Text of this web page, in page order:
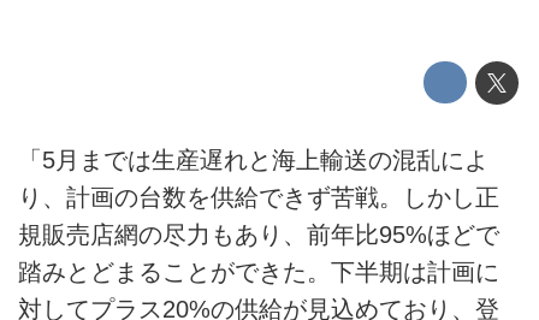
「5月までは生産遅れと海上輸送の混乱によ
り、計画の台数を供給できず苦戦。しかし正
規販売店網の尽力もあり、前年比95%ほどで
踏みとどまることができた。下半期は計画に
対してプラス20%の供給が見込めており、登